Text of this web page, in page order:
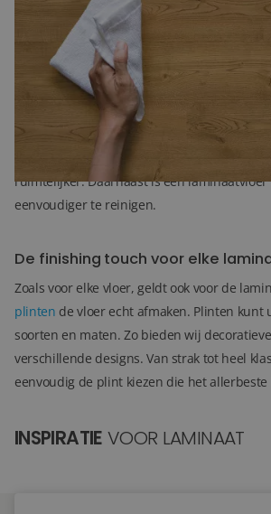
Als u weet welke kleur u wilt, kunt u nog
in een vloer met of zonder v-groef. Dit
kleur en het design van het laminaat de
Een laminaatvloer met v-groef oogt, door de
duidelijk als losse planken. Hiermee krijgt u
robuuste houten vloer. Een laminaatvloer
meer één geheel, omdat de naden op
ruimtelijker. Daarnaast is een
eenvoudiger te reinigen.
De finishing touch voor elke
Zoals voor elke vloer, geldt ook voor de
plinten de vloer echt afmaken. Plinten kunt
soorten en maten. Zo bieden wij
verschillende designs. Van strak tot heel
eenvoudig de plint kiezen die het
INSPIRATIE VOOR LAMINAAT